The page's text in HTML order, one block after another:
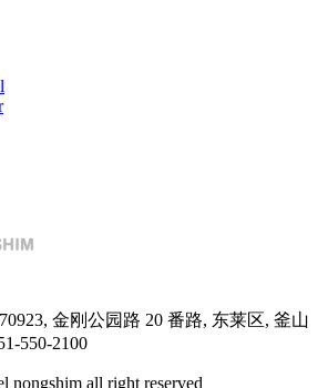
23, 金刚公园路 20 番路, 东莱区, 釜山
550-2100
nongshim all right reserved